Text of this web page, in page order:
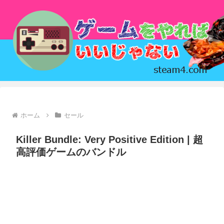
ホーム セール
Killer Bundle: Very Positive Edition | 超
高評価ゲームのバンドル